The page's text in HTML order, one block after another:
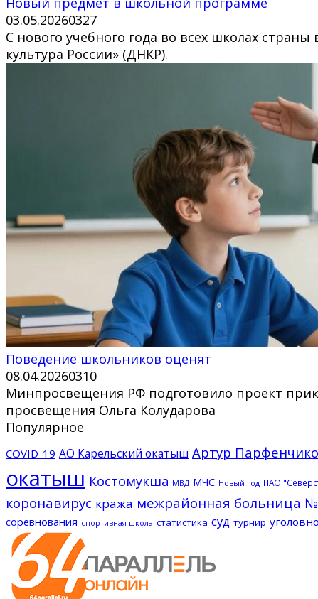
03.05.20260327
С нового учебного года во всех школах
культура России» (ДНКР).
Поведение школьников оценят
08.04.20260310
Минпросвещения РФ подготовило проект
просвещения Ольга Колударова
Популярное
COVID-19 АО Карельский окатыш Артур
окатыш Костомукша МВД МЧС Новый год ПАО
коронавирус кража межрайонная больница
соревнования спортивная школа статистика суд турнир